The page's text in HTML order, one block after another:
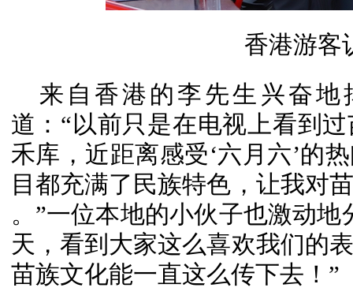
香港游客
来自香港的李先生兴奋
道：“以前只是在电视上看到
禾库，近距离感受‘六月六’的
目都充满了民族特色，让我对
。”一位本地的小伙子也激动
天，看到大家这么喜欢我们的
苗族文化能一直这么传下去！”